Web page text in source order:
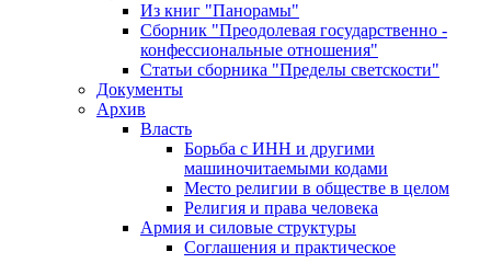
Из книг "Панорамы"
Сборник "Преодолевая государственно -
конфессиональные отношения"
Статьи сборника "Пределы светскости"
Документы
Архив
Власть
Борьба с ИНН и другими
машиночитаемыми кодами
Место религии в обществе в целом
Религия и права человека
Армия и силовые структуры
Соглашения и практическое